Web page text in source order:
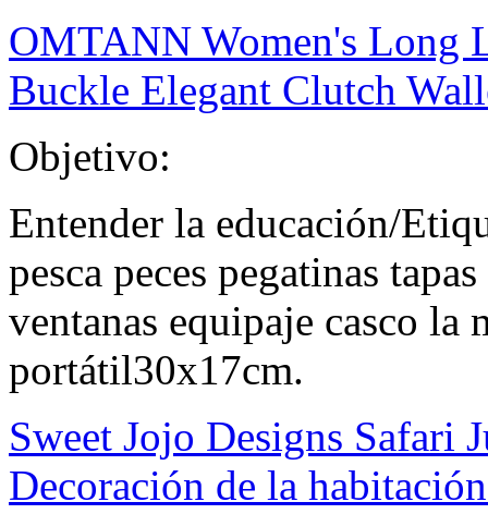
OMTANN Women's Long
Buckle Elegant Clutch
Objetivo:
Entender la educación/
pesca peces pegatinas
ventanas equipaje casco la
portátil30x17cm.
Sweet Jojo Designs Safari
Decoración de la